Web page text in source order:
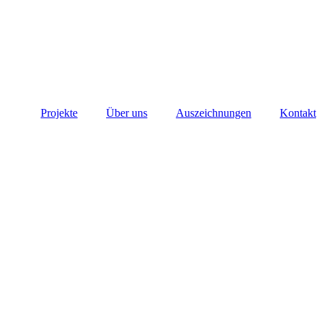
Projekte Über uns Auszeichnungen Kontakt